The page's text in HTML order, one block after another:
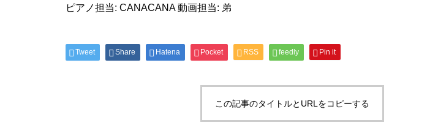
ピアノ担当: CANACANA 動画担当: 弟
Tweet Share Hatena Pocket RSS feedly Pin it
この記事のタイトルとURLをコピーする